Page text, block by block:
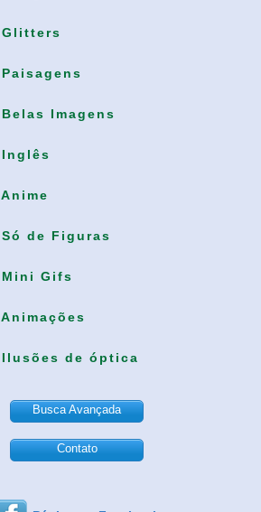
Glitters
Paisagens
Belas Imagens
Inglês
Anime
Só de Figuras
Mini Gifs
Animações
Ilusões de óptica
Busca Avançada
Contato